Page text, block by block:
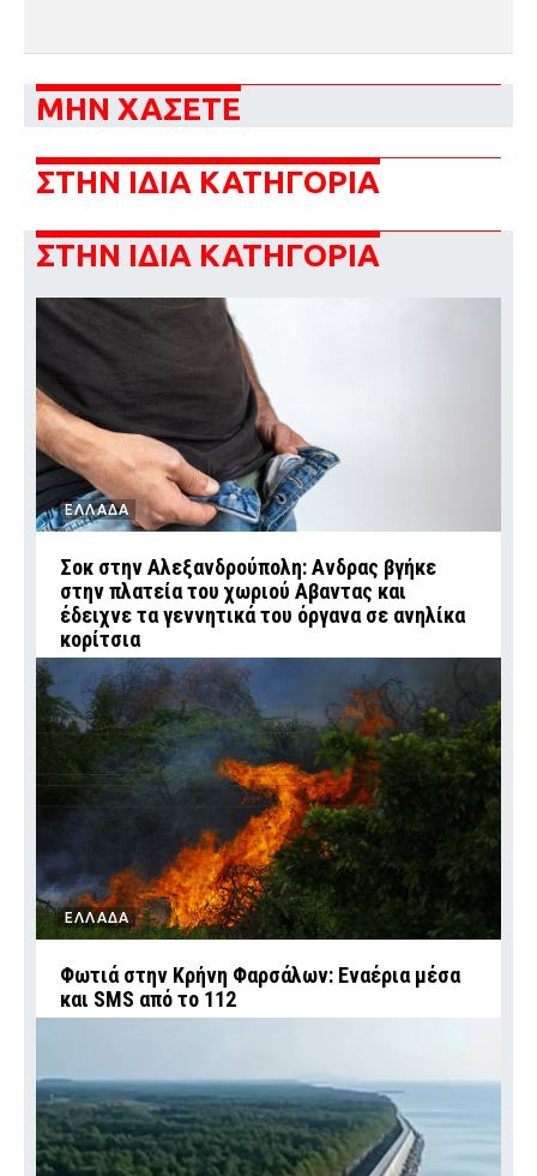
ΜΗΝ ΧΑΣΕΤΕ
ΣΤΗΝ ΙΔΙΑ ΚΑΤΗΓΟΡΙΑ
ΣΤΗΝ ΙΔΙΑ ΚΑΤΗΓΟΡΙΑ
ΕΛΛΑΔΑ
Σοκ στην Αλεξανδρούπολη: Ανδρας βγήκε
στην πλατεία του χωριού Αβαντας και
έδειχνε τα γεννητικά του όργανα σε ανηλίκα
κορίτσια
ΕΛΛΑΔΑ
Φωτιά στην Κρήνη Φαρσάλων: Εναέρια μέσα
και SMS από το 112